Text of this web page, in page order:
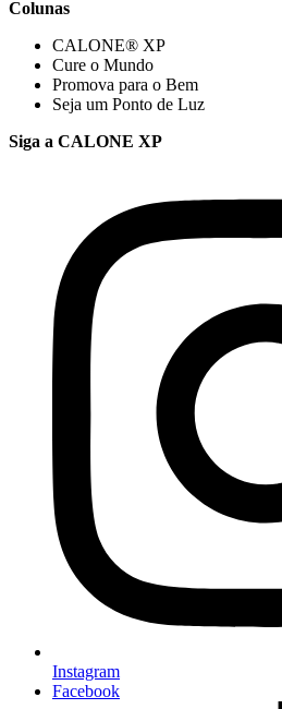
Colunas
CALONE® XP
Cure o Mundo
Promova para o Bem
Seja um Ponto de Luz
Siga a CALONE XP
Instagram
Facebook